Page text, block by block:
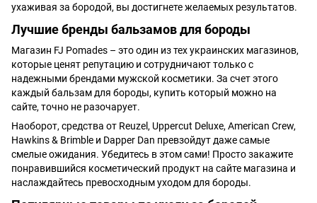
ухаживая за бородой, вы достигнете желаемых результатов.
Лучшие бренды бальзамов для бороды
Магазин FJ Pomades – это один из тех украинских магазинов,
которые ценят репутацию и сотрудничают только с
надежными брендами мужской косметики. За счет этого
каждый бальзам для бороды, купить который можно на
сайте, точно не разочарует.
Наоборот, средства от Reuzel, Uppercut Deluxe, American Crew,
Hawkins & Brimble и Dapper Dan превзойдут даже самые
смелые ожидания. Убедитесь в этом сами! Просто закажите
понравившийся косметический продукт на сайте магазина и
наслаждайтесь превосходным уходом для бороды.